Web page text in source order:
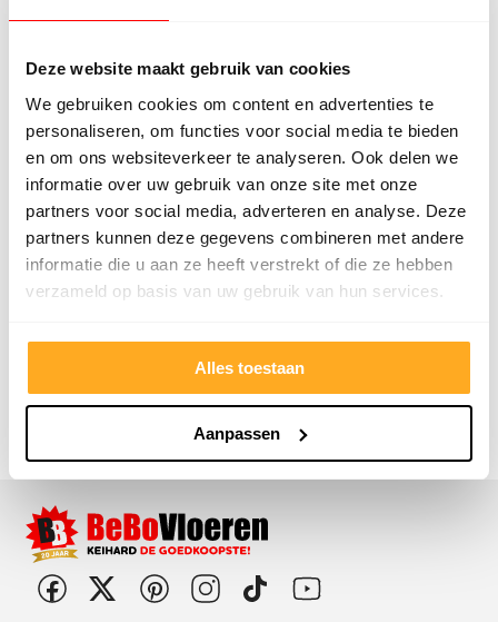
Deze website maakt gebruik van cookies
We gebruiken cookies om content en advertenties te
personaliseren, om functies voor social media te bieden
en om ons websiteverkeer te analyseren. Ook delen we
informatie over uw gebruik van onze site met onze
partners voor social media, adverteren en analyse. Deze
partners kunnen deze gegevens combineren met andere
informatie die u aan ze heeft verstrekt of die ze hebben
verzameld op basis van uw gebruik van hun services.
Alles toestaan
Aanpassen
Gratis advies op maat
Vraag een terugbelverzoek aan en ontvang
persoonlijk advies.
Telefoonnummer*
Belverzoek indienen